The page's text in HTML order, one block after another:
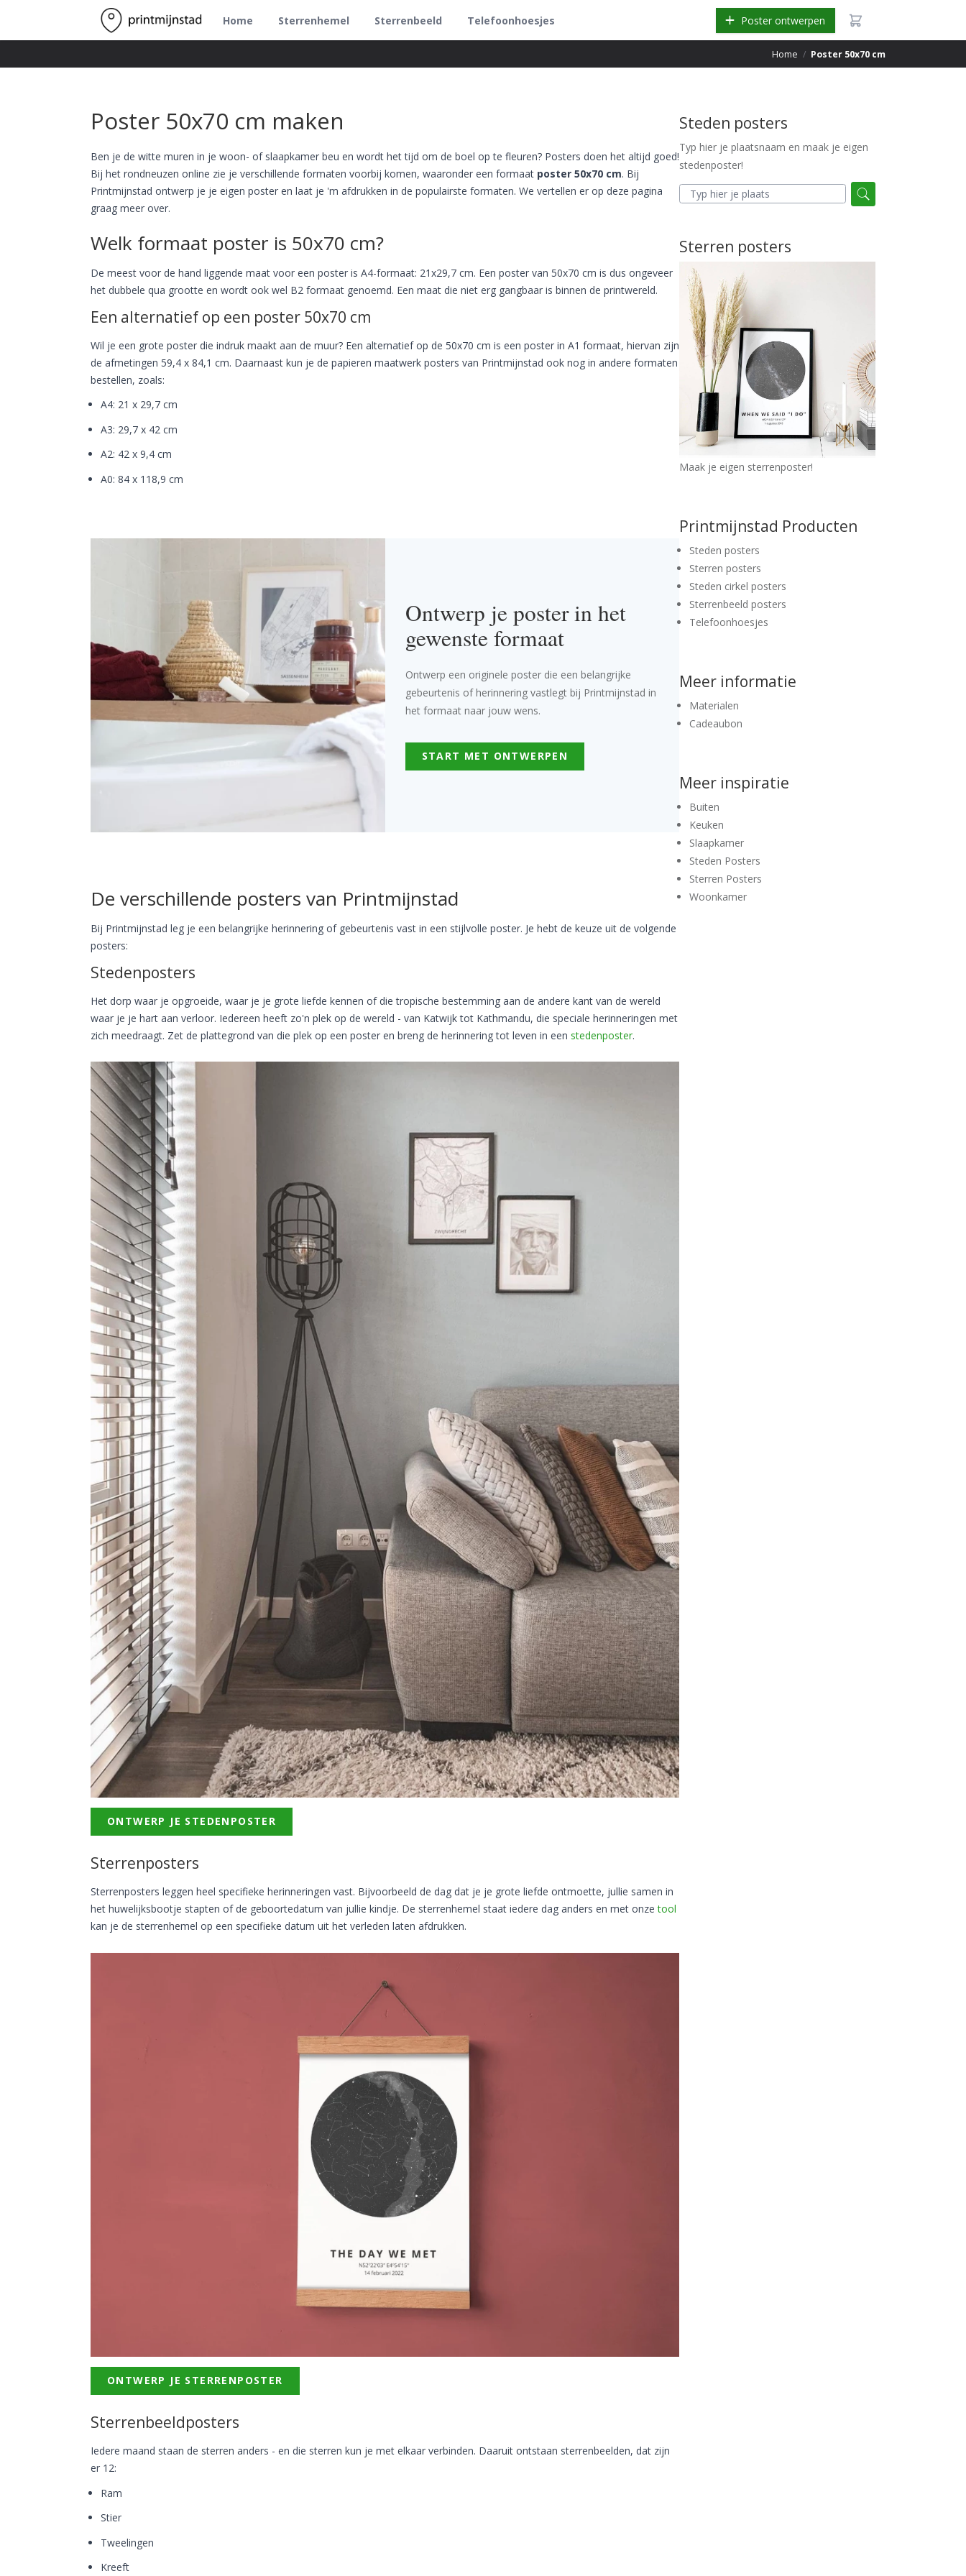
Home Sterrenhemel Sterrenbeeld Telefoonhoesjes Poster ontwerpen
Home / Poster 50x70 cm
Poster 50x70 cm maken
Ben je de witte muren in je woon- of slaapkamer beu en wordt het tijd om de boel op te fleuren? Posters doen het altijd goed!
Bij het rondneuzen online zie je verschillende formaten voorbij komen, waaronder een formaat poster 50x70 cm. Bij
Printmijnstad ontwerp je je eigen poster en laat je 'm afdrukken in de populairste formaten. We vertellen er op deze pagina
graag meer over.
Welk formaat poster is 50x70 cm?
De meest voor de hand liggende maat voor een poster is A4-formaat: 21x29,7 cm. Een poster van 50x70 cm is dus ongeveer
het dubbele qua grootte en wordt ook wel B2 formaat genoemd. Een maat die niet erg gangbaar is binnen de printwereld.
Een alternatief op een poster 50x70 cm
Wil je een grote poster die indruk maakt aan de muur? Een alternatief op de 50x70 cm is een poster in A1 formaat, hiervan zijn
de afmetingen 59,4 x 84,1 cm. Daarnaast kun je de papieren maatwerk posters van Printmijnstad ook nog in andere formaten
bestellen, zoals:
A4: 21 x 29,7 cm
A3: 29,7 x 42 cm
A2: 42 x 9,4 cm
A0: 84 x 118,9 cm
Ontwerp je poster in het
gewenste formaat
Ontwerp een originele poster die een belangrijke
gebeurtenis of herinnering vastlegt bij Printmijnstad in
het formaat naar jouw wens.
START MET ONTWERPEN
De verschillende posters van Printmijnstad
Bij Printmijnstad leg je een belangrijke herinnering of gebeurtenis vast in een stijlvolle poster. Je hebt de keuze uit de volgende
posters:
Stedenposters
Het dorp waar je opgroeide, waar je je grote liefde kennen of die tropische bestemming aan de andere kant van de wereld
waar je je hart aan verloor. Iedereen heeft zo'n plek op de wereld - van Katwijk tot Kathmandu, die speciale herinneringen met
zich meedraagt. Zet de plattegrond van die plek op een poster en breng de herinnering tot leven in een stedenposter.
ONTWERP JE STEDENPOSTER
Sterrenposters
Sterrenposters leggen heel specifieke herinneringen vast. Bijvoorbeeld de dag dat je je grote liefde ontmoette, jullie samen in
het huwelijksbootje stapten of de geboortedatum van jullie kindje. De sterrenhemel staat iedere dag anders en met onzetool
kan je de sterrenhemel op een specifieke datum uit het verleden laten afdrukken.
ONTWERP JE STERRENPOSTER
Sterrenbeeldposters
Iedere maand staan de sterren anders - en die sterren kun je met elkaar verbinden. Daaruit ontstaan sterrenbeelden, dat zijn
er 12:
Ram
Stier
Tweelingen
Kreeft
Steden posters
Typ hier je plaatsnaam en maak je eigen
stedenposter!
Sterren posters
Maak je eigen sterrenposter!
Printmijnstad Producten
Steden posters
Sterren posters
Steden cirkel posters
Sterrenbeeld posters
Telefoonhoesjes
Meer informatie
Materialen
Cadeaubon
Meer inspiratie
Buiten
Keuken
Slaapkamer
Steden Posters
Sterren Posters
Woonkamer